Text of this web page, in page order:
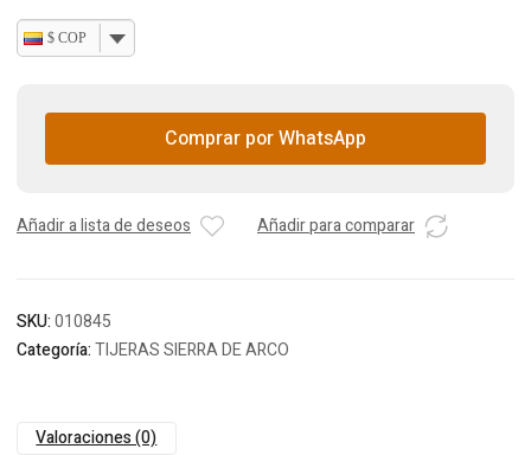
$ COP
Comprar por WhatsApp
Añadir a lista de deseos Añadir para comparar
SKU:010845
Categoría:TIJERAS SIERRA DE ARCO
Valoraciones (0)